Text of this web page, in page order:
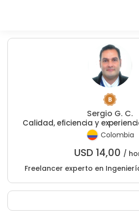
Sergio G. C.
Calidad, eficiencia y
Colombia
USD 14,00 /
Freelancer experto en